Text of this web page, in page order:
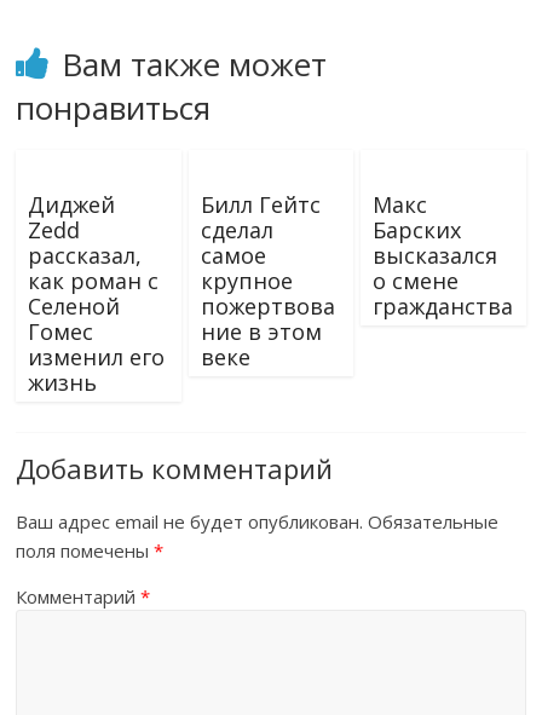
Вам также может
понравиться
Диджей
Zedd
рассказал,
как роман с
Селеной
Гомес
изменил его
жизнь
Билл Гейтс
сделал
самое
крупное
пожертвова
ние в этом
веке
Макс
Барских
высказался
о смене
гражданства
Добавить комментарий
Ваш адрес email не будет опубликован. Обязательные
поля помечены*
Комментарий*